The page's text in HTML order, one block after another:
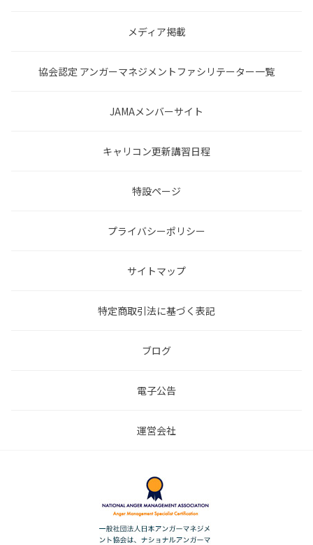
メディア掲載
協会認定 アンガーマネジメントファシリテーター一覧
JAMAメンバーサイト
キャリコン更新講習日程
特設ページ
プライバシーポリシー
サイトマップ
特定商取引法に基づく表記
ブログ
電子公告
運営会社